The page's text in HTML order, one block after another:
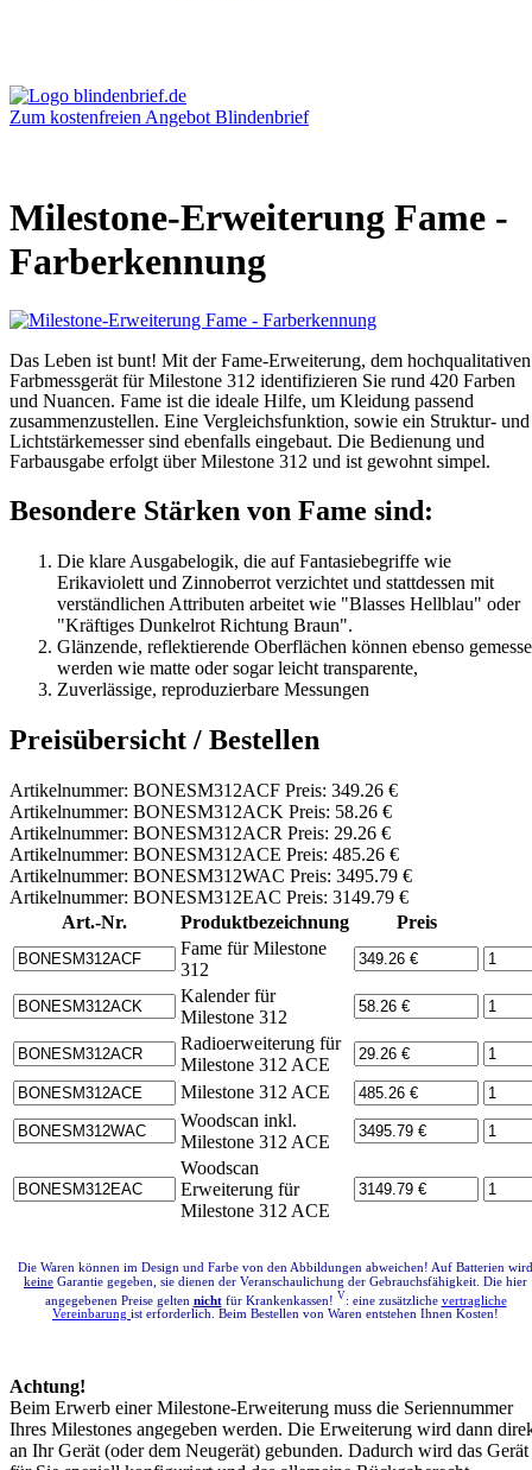
Zum kostenfreien Angebot Blindenbrief
Milestone-Erweiterung Fame -
Farberkennung
Das Leben ist bunt! Mit der Fame-Erweiterung, dem hochqualitativen
Farbmessgerät für Milestone 312 identifizieren Sie rund 420 Farben
und Nuancen. Fame ist die ideale Hilfe, um Kleidung passend
zusammenzustellen. Eine Vergleichsfunktion, sowie ein Struktur- und
Lichtstärkemesser sind ebenfalls eingebaut. Die Bedienung und
Farbausgabe erfolgt über Milestone 312 und ist gewohnt simpel.
Besondere Stärken von Fame sind:
Die klare Ausgabelogik, die auf Fantasiebegriffe wie
Erikaviolett und Zinnoberrot verzichtet und stattdessen mit
verständlichen Attributen arbeitet wie "Blasses Hellblau" oder
"Kräftiges Dunkelrot Richtung Braun".
Glänzende, reflektierende Oberflächen können ebenso
werden wie matte oder sogar leicht transparente,
Zuverlässige, reproduzierbare Messungen
Preisübersicht / Bestellen
Artikelnummer: BONESM312ACF Preis: 349.26 €
Artikelnummer: BONESM312ACK Preis: 58.26 €
Artikelnummer: BONESM312ACR Preis: 29.26 €
Artikelnummer: BONESM312ACE Preis: 485.26 €
Artikelnummer: BONESM312WAC Preis: 3495.79 €
Artikelnummer: BONESM312EAC Preis: 3149.79 €
Art.-Nr.
Produktbezeichnung
Preis
Fame für Milestone
312
Kalender für
Milestone 312
Radioerweiterung für
Milestone 312 ACE
Milestone 312 ACE
Woodscan inkl.
Milestone 312 ACE
Woodscan
Erweiterung für
Milestone 312 ACE
Die Waren können im Design und Farbe von den Abbildungen abweichen! Auf Batterien wird
keine Garantie gegeben, sie dienen der Veranschaulichung der Gebrauchsfähigkeit. Die hier
angegebenen Preise gelten nichtfür Krankenkassen! V: eine zusätzliche vertragliche
Vereinbarung ist erforderlich. Beim Bestellen von Waren entstehen Ihnen Kosten!
Achtung!
Beim Erwerb einer Milestone-Erweiterung muss die Seriennummer
Ihres Milestones angegeben werden. Die Erweiterung wird dann
an Ihr Gerät (oder dem Neugerät) gebunden. Dadurch wird das Gerät